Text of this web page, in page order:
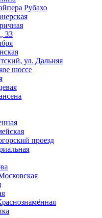
Рубахо
33
ул. Дальняя
шоссе
проезд